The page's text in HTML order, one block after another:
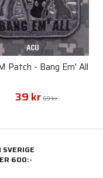
Patch - Bang Em' All
39 kr 69 kr
600:-